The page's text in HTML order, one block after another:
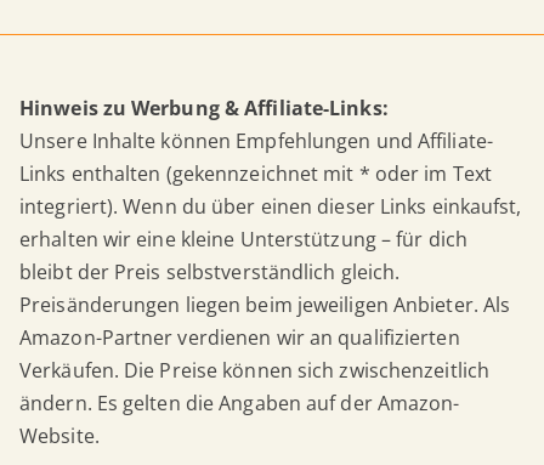
Hinweis zu Werbung & Affiliate-Links:
Unsere Inhalte können Empfehlungen und Affiliate-
Links enthalten (gekennzeichnet mit * oder im Text
integriert). Wenn du über einen dieser Links einkaufst,
erhalten wir eine kleine Unterstützung – für dich
bleibt der Preis selbstverständlich gleich.
Preisänderungen liegen beim jeweiligen Anbieter. Als
Amazon-Partner verdienen wir an qualifizierten
Verkäufen. Die Preise können sich zwischenzeitlich
ändern. Es gelten die Angaben auf der Amazon-
Website.